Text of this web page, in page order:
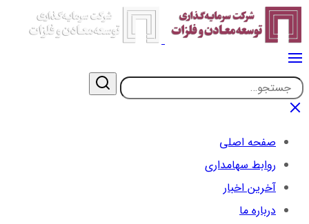
صفحه اصلی
روابط سهامداری
آخرین اخبار
درباره ما